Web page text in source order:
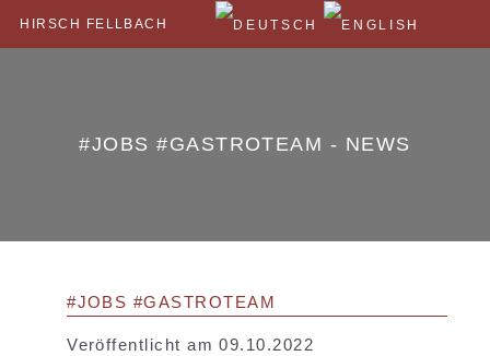
HIRSCH FELLBACH
#JOBS #GASTROTEAM - NEWS
#JOBS #GASTROTEAM
Veröffentlicht am 09.10.2022